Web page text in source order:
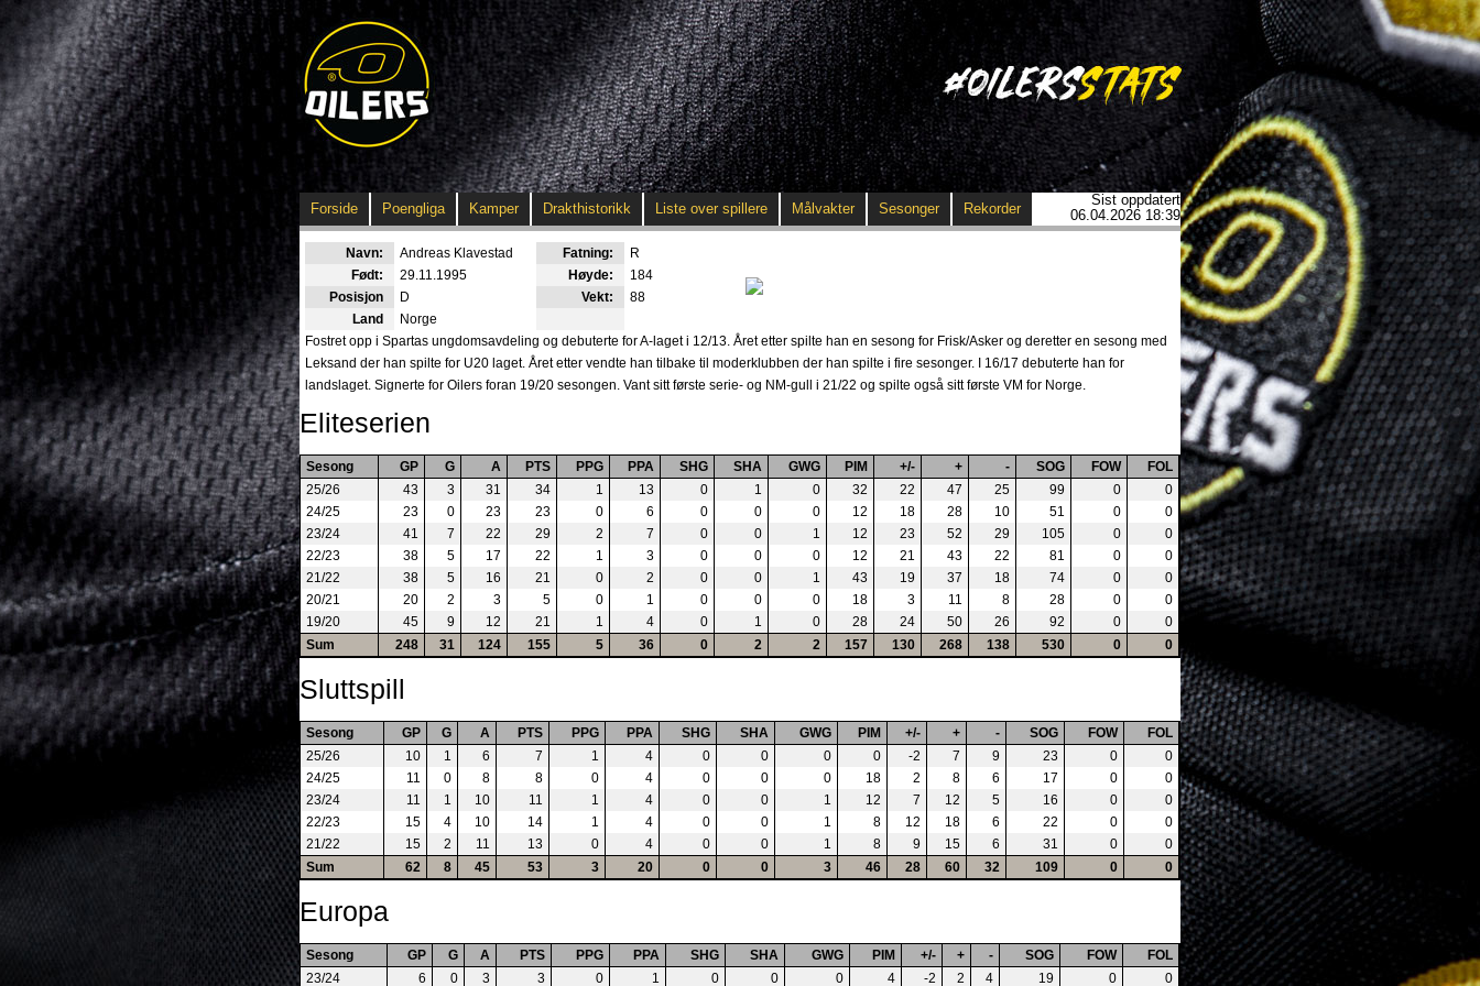
Forside Poengliga Kamper Drakthistorikk Liste over spillere Målvakter Sesonger Rekorder
Sist oppdatert
06.04.2026 18:39
Navn: Andreas Klavestad Fatning:
R
Født:
29.11.1995 Høyde:
184
Posisjon
D Vekt:
88
Land
Norge
Fostret opp i Spartas ungdomsavdeling og debuterte for A-laget i 12/13. Året etter spilte han en sesong for Frisk/Asker og deretter en sesong med
Leksand der han spilte for U20 laget. Året etter vendte han tilbake til moderklubben der han spilte i fire sesonger. I 16/17 debuterte han for
landslaget. Signerte for Oilers foran 19/20 sesongen. Vant sitt første serie- og NM-gull i 21/22 og spilte også sitt første VM for Norge.
Eliteserien
Sesong GP G A PTS PPG PPA SHG SHA GWG PIM +/- + - SOG FOW
FOL
25/26
43 3 31 34 1 13 0 1 0 32 22 47 25 99 0
0
24/25
23 0 23 23 0 6 0 0 0 12 18 28 10 51 0
0
23/24
41 7 22 29 2 7 0 0 1 12 23 52 29 105 0
0
22/23
38 5 17 22 1 3 0 0 0 12 21 43 22 81 0
0
21/22
38 5 16 21 0 2 0 0 1 43 19 37 18 74 0
0
20/21
20 2 3 5 0 1 0 0 0 18 3 11 8 28 0
0
19/20
45 9 12 21 1 4 0 1 0 28 24 50 26 92 0
0
Sum
248 31 124 155 5 36 0 2 2 157 130 268 138 530 0 0
Sluttspill
Sesong GP G A PTS PPG PPA SHG SHA GWG PIM +/- + - SOG FOW
FOL
25/26
10 1 6 7 1 4 0 0 0 0 -2 7 9 23 0
0
24/25
11 0 8 8 0 4 0 0 0 18 2 8 6 17 0
0
23/24
11 1 10 11 1 4 0 0 1 12 7 12 5 16 0
0
22/23
15 4 10 14 1 4 0 0 1 8 12 18 6 22 0
0
21/22
15 2 11 13 0 4 0 0 1 8 9 15 6 31 0
0
Sum
62 8 45 53 3 20 0 0 3 46 28 60 32 109 0 0
Europa
Sesong GP G A PTS PPG PPA SHG SHA GWG PIM +/- + - SOG FOW
FOL
23/24
6 0 3 3 0 1 0 0 0 4 -2 2 4 19 0 0